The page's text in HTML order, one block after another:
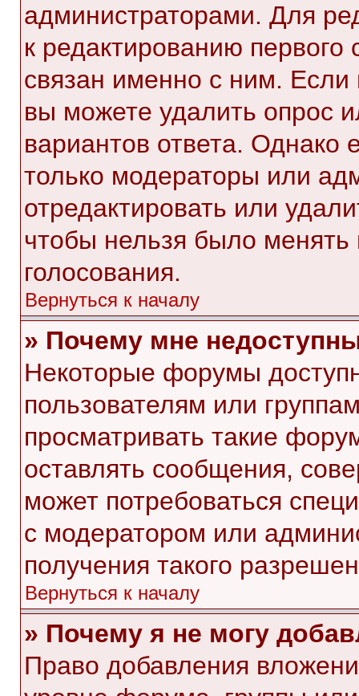
администраторами. Для
к редактированию
связан именно с ним. Если
вы можете удалить опрос
вариантов ответа. Однако
только модераторы или
отредактировать или
чтобы нельзя было
голосования.
Вернуться к началу
» Почему мне
Некоторые форумы
пользователям или
просматривать такие
оставлять сообщения,
может потребоваться
с модератором или
получения такого
Вернуться к началу
» Почему я не могу
Право добавления